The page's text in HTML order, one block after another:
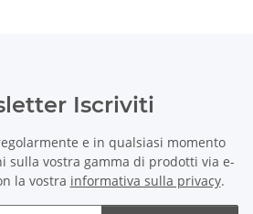
Iscriviti
e in qualsiasi momento
sulla vostra gamma di prodotti via e-
la vostra informativa sulla privacy.